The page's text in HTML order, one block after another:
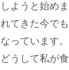
しようと始め
れてきた今で
なっています。
どうして私が